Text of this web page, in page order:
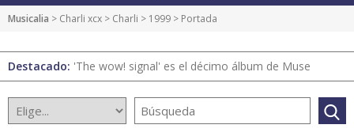
Musicalia > Charli xcx > Charli > 1999 > Portada
Destacado: 'The wow! signal' es el décimo álbum de Muse